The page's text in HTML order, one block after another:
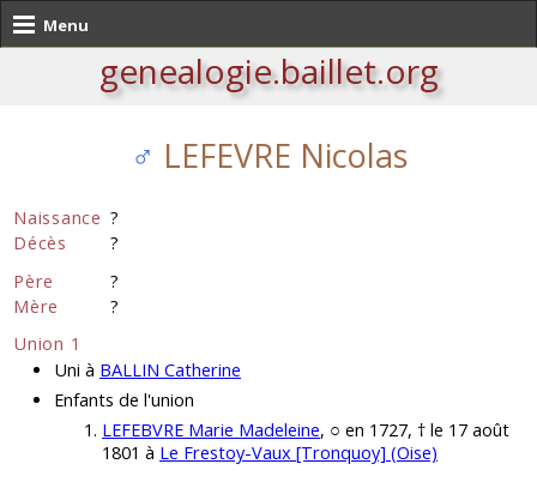
Menu
genealogie.baillet.org
♂ LEFEVRE Nicolas
Naissance ?
Décès
?
Père
?
Mère
?
Union 1
Uni à BALLIN Catherine
Enfants de l'union
LEFEBVRE Marie Madeleine, ○ en 1727, † le 17 août
1801 à Le Frestoy-Vaux [Tronquoy] (Oise)